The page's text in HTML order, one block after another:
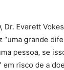
Dr. Everett
“uma grande
pessoa, se
em risco de a